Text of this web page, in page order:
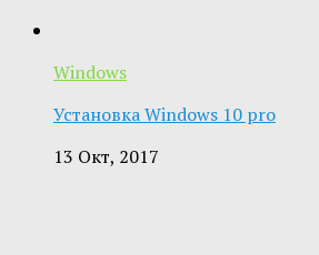
Windows
Установка Windows 10 pro
13 Окт, 2017